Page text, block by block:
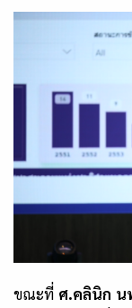
ขณะที่ ศ.คลินิก น